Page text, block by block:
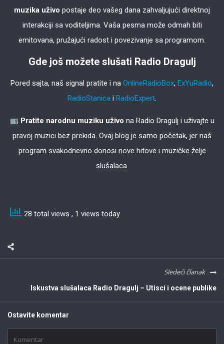
muzika uživo postaje deo vašeg dana zahvaljujući direktnoj
interakciji sa voditeljima. Vaša pesma može odmah biti
emitovana, pružajući radost i povezivanje sa programom.
Gde još možete slušati Radio Dragulj
Pored sajta, naš signal pratite i na OnlineRadioBox, ExYuRadio,
RadioStanica i RadioExpert.
Pratite narodnu muziku uživo na Radio Dragulj i uživajte u
pravoj muzici bez prekida. Ovaj blog je samo početak, jer naš
program svakodnevno donosi nove hitove i muzičke želje
slušalaca.
28 total views , 1 views today
Sledeći članak
Iskustva slušalaca Radio Dragulj – Utisci i ocene publike
Ostavite komentar